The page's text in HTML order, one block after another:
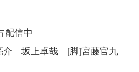
信中
介 坂上卓哉 [脚]宮藤官九